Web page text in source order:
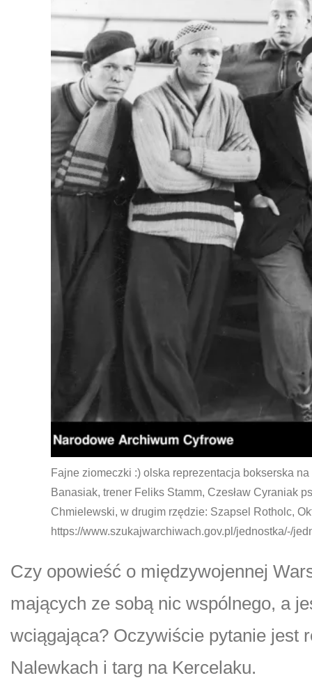
Fajne ziomeczki :) olska reprezentacja bokserska
Banasiak, trener Feliks Stamm, Czesław Cyraniak
Chmielewski, w drugim rzędzie: Szapsel Rotholc,
https://www.szukajwarchiwach.gov.pl/jednostka/-/
Czy opowieść o międzywojennej
mających ze sobą nic wspólnego, a
wciągająca? Oczywiście pytanie jest
Nalewkach i targ na Kercelaku.